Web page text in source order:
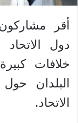
أقر
دول
خلافات
البلدان
الاتحاد.